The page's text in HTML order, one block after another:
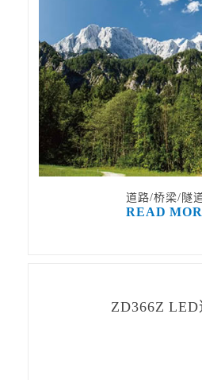
道路/桥梁/隧
READ
ZD366Z LED